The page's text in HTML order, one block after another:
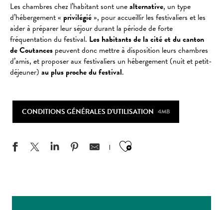
Les chambres chez l’habitant sont unealternative, un type
d’hébergement « privilégié », pour accueillir les festivaliers et les
aider à préparer leur séjour durant la période de forte
fréquentation du festival. Les habitants de la cité et du canton
de Coutances peuvent donc mettre à disposition leurs chambres
d’amis, et proposer aux festivaliers un hébergement (nuit et petit-
déjeuner) au plus proche du festival.
CONDITIONS GÉNÉRALES D'UTILISATION 4MB
Ajouter aux